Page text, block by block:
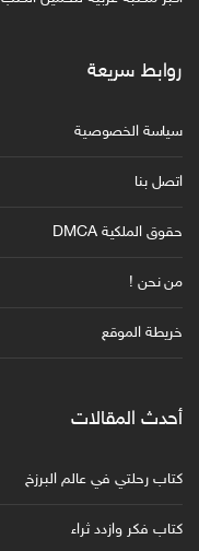
روابط سريعة
سياسة الخصوصية
اتصل بنا
حقوق الملكية DMCA
من نحن !
خريطة الموقع
أحدث المقالات
كتاب رحلتي في عالم البرزخ
كتاب فكر وازدد ثراء